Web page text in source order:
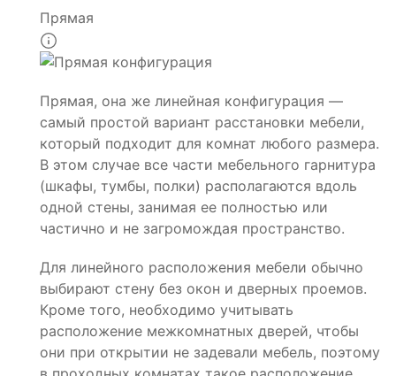
Прямая
Прямая, она же линейная конфигурация —
самый простой вариант расстановки мебели,
который подходит для комнат любого размера.
В этом случае все части мебельного гарнитура
(шкафы, тумбы, полки) располагаются вдоль
одной стены, занимая ее полностью или
частично и не загромождая пространство.
Для линейного расположения мебели обычно
выбирают стену без окон и дверных проемов.
Кроме того, необходимо учитывать
расположение межкомнатных дверей, чтобы
они при открытии не задевали мебель, поэтому